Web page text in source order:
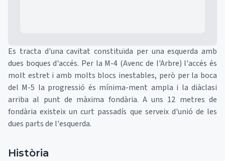
Es tracta d'una cavitat constituïda per una esquerda amb
dues boques d'accés. Per la M-4 (Avenc de l'Arbre) l'accés és
molt estret i amb molts blocs inestables, però per la boca
del M-5 la progressió és mínima-ment ampla i la diàclasi
arriba al punt de màxima fondària. A uns 12 metres de
fondària existeix un curt passadís que serveix d'unió de les
dues parts de l'esquerda.
Història